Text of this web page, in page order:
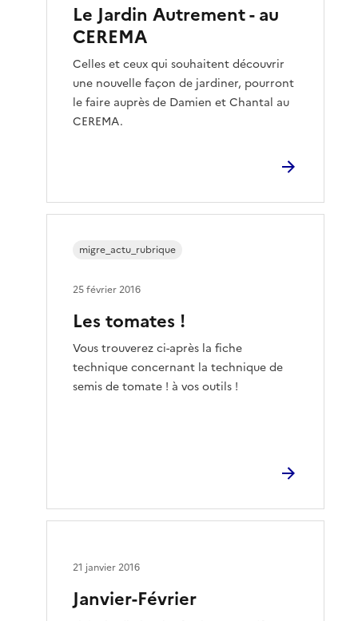
Le Jardin Autrement - au
CEREMA
Celles et ceux qui souhaitent découvrir
une nouvelle façon de jardiner, pourront
le faire auprès de Damien et Chantal au
CEREMA.
Les tomates !
Vous trouverez ci-après la fiche
technique concernant la technique de
semis de tomate ! à vos outils !
migre_actu_rubrique
25 février 2016
Janvier-Février
21 janvier 2016